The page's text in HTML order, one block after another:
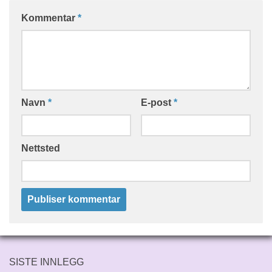
Kommentar *
Navn * E-post *
Nettsted
SISTE INNLEGG